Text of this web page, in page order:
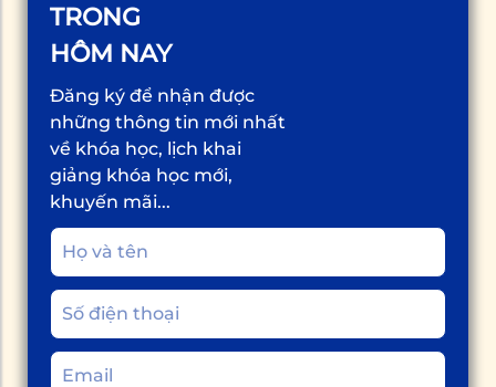
TRONG
HÔM NAY
Đăng ký để nhận được
những thông tin mới nhất
về khóa học, lịch khai
giảng khóa học mới,
khuyến mãi...